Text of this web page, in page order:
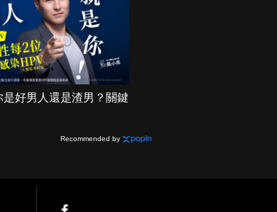
是好男人還是渣男？關鍵
Recommended by